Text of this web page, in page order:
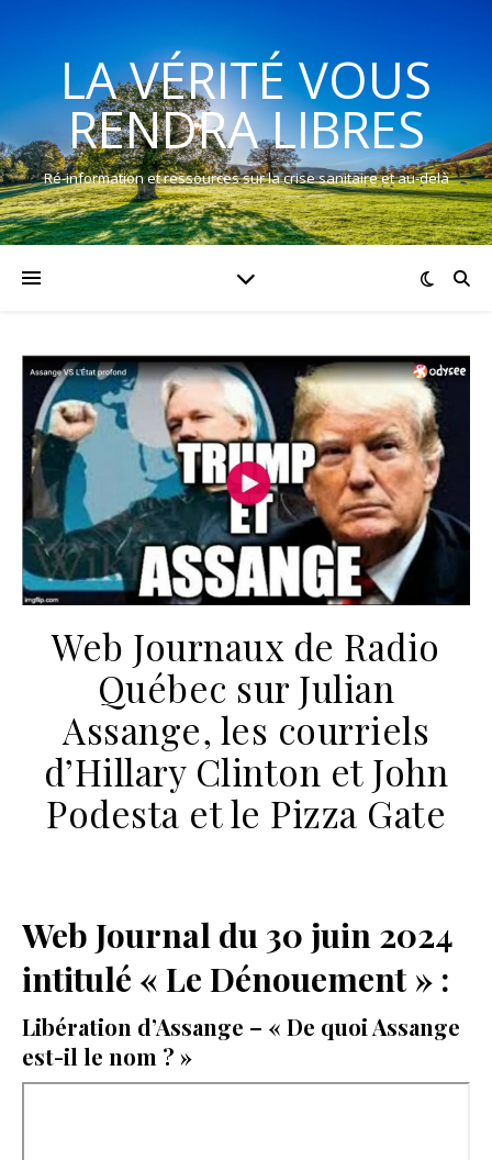
LA VÉRITÉ VOUS
RENDRA LIBRES
Ré-information et ressources sur la crise sanitaire et au-delà
Web Journaux de Radio
Québec sur Julian
Assange, les courriels
d’Hillary Clinton et John
Podesta et le Pizza Gate
Web Journal du 30 juin 2024
intitulé « Le Dénouement » :
Libération d’Assange – « De quoi Assange
est-il le nom ? »